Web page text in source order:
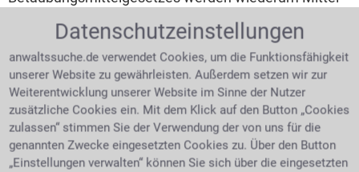
darstellen, von therapeutischem Nutzen sind. Dies
macht sie nicht nur verkehrs- sondern auch
verschreibungsfähig. Die Voraussetzung für
Apotheken zum Umgang mit Betäubungsmitteln ist
eine Erlaubnis der Bundesopiumstelle, einer Abteilung
des Bundesinstituts für Arzneimittel und
Medizinprodukte. Sieht ein Arzt die Indikation
gegeben und gibt es keine andere Alternative, so ist
Datenschutzeinstellungen
anwaltssuche.de verwendet Cookies, um die Funktionsfähigkeit
unserer Website zu gewährleisten. Außerdem setzen wir zur
Weiterentwicklung unserer Website im Sinne der Nutzer
zusätzliche Cookies ein. Mit dem Klick auf den Button „Cookies
zulassen“ stimmen Sie der Verwendung der von uns für die
genannten Zwecke eingesetzten Cookies zu. Über den Button
„Einstellungen verwalten“ können Sie sich über die eingesetzten